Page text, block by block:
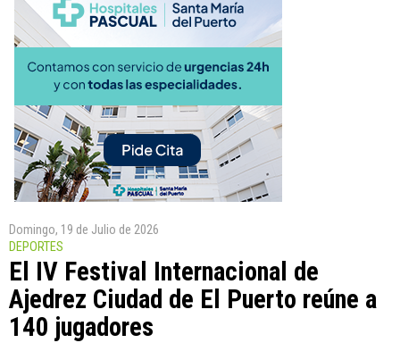
Domingo, 19 de Julio de 2026
DEPORTES
El IV Festival Internacional de
Ajedrez Ciudad de El Puerto reúne a
140 jugadores